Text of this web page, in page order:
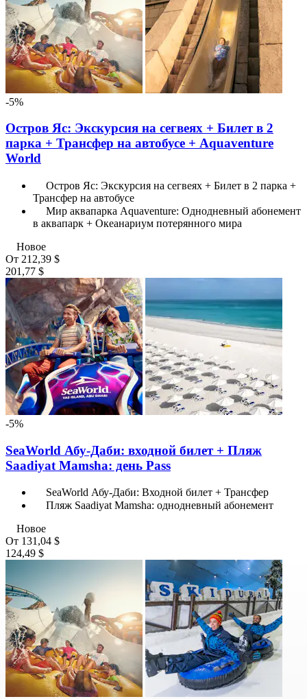
-5%
Остров Яс: Экскурсия на сегвеях + Билет в 2
парка + Трансфер на автобусе + Aquaventure
World
Остров Яс: Экскурсия на сегвеях + Билет в 2 парка +
Трансфер на автобусе
Мир аквапарка Aquaventure: Однодневный абонемент
в аквапарк + Океанариум потерянного мира
Новое
От 212,39 $
201,77 $
-5%
SeaWorld Абу-Даби: входной билет + Пляж
Saadiyat Mamsha: день Pass
SeaWorld Абу-Даби: Входной билет + Трансфер
Пляж Saadiyat Mamsha: однодневный абонемент
Новое
От 131,04 $
124,49 $